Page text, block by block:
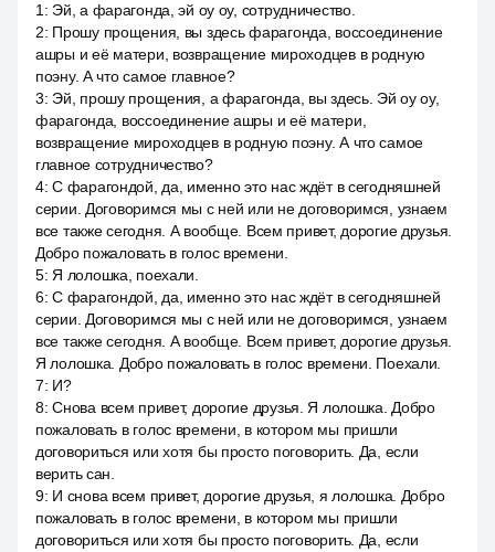
1 : Эй, a фарагонда, эй оу оу, сотрудничество.
2: Прошу прощения, вы здесь фарагонда, воссоединение
ашры и её матери, возвращение мироходцев в родную
поэну. А что самое главное?
3: Эй, прошу прощения, a фарагонда, вы здесь. Эй оу оу,
фарагонда, воссоединение ашры и её матери,
возвращение мироходцев в родную поэну. А что самое
главное сотрудничество?
4:С фарагондой, да, именно это нас ждёт в сегодняшней
серии. Договоримся мы с ней или не договоримся, узнаем
все также сегодня. А вообще. Всем привет, дорогие друзья.
Добро пожаловать в голос времени.
5: Я лолошка, поехали.
6:С фарагондой, да, именно это нас ждёт в сегодняшней
серии. Договоримся мы с ней или не договоримся, узнаем
все также сегодня. А вообще. Всем привет, дорогие друзья.
Я лолошка. Добро пожаловать в голос времени. Поехали.
7: И?
8:Снова всем привет, дорогие друзья. Я лолошка. Добро
пожаловать в голос времени, в котором мы пришли
договориться или хотя бы просто поговорить. Да, если
верить сан.
9: И снова всем привет, дорогие друзья, я лолошка. Добро
пожаловать в голос времени, в котором мы пришли
договориться или хотя бы просто поговорить. Да, если